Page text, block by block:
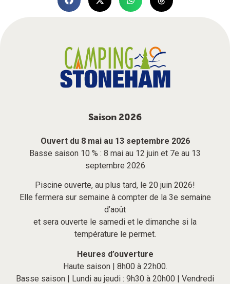
Saison 2026
Ouvert du 8 mai au 13 septembre 2026
Basse saison 10 % : 8 mai au 12 juin et 7e au 13
septembre 2026
Piscine ouverte, au plus tard, le 20 juin 2026!
Elle fermera sur semaine à compter de la 3e semaine
d’août
et sera ouverte le samedi et le dimanche si la
température le permet.
Heures d’ouverture
Haute saison | 8h00 à 22h00.
Basse saison | Lundi au jeudi : 9h30 à 20h00 | Vendredi